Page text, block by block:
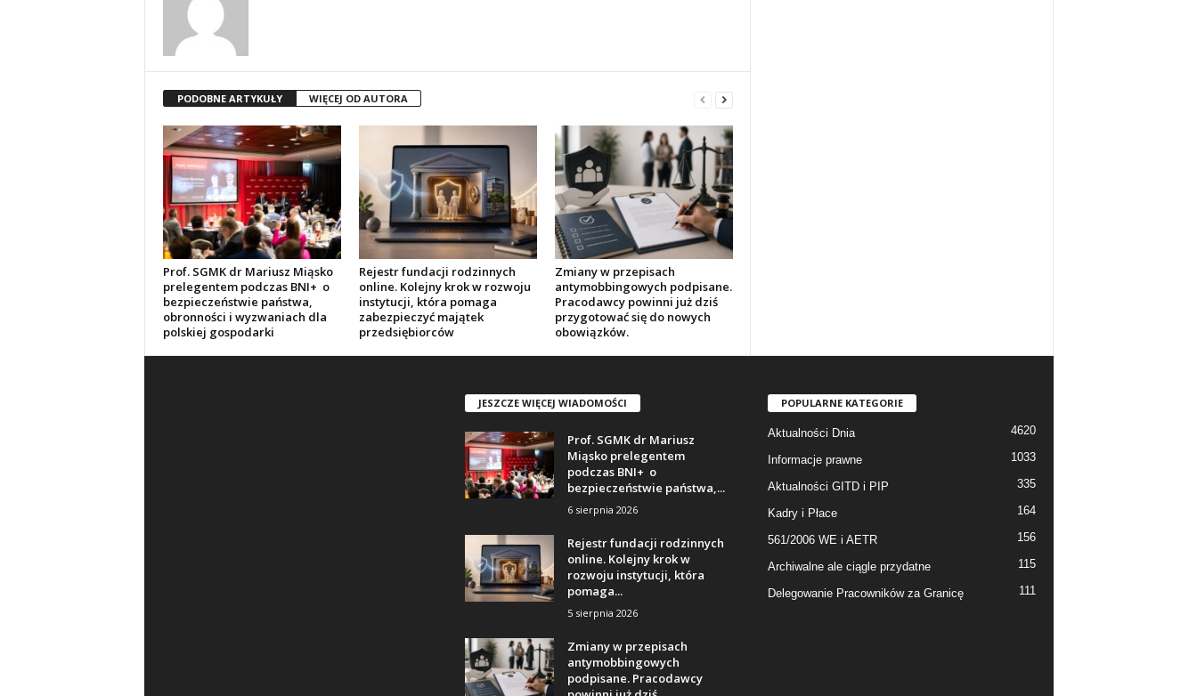
PODOBNE ARTYKUŁY WIĘCEJ OD AUTORA
Prof. SGMK dr Mariusz Miąsko
prelegentem podczas BNI+ o
bezpieczeństwie państwa,
obronności i wyzwaniach dla
polskiej gospodarki
Rejestr fundacji rodzinnych
online. Kolejny krok w rozwoju
instytucji, która pomaga
zabezpieczyć majątek
przedsiębiorców
Zmiany w przepisach
antymobbingowych podpisane.
Pracodawcy powinni już dziś
przygotować się do nowych
obowiązków.
JESZCZE WIĘCEJ WIADOMOŚCI
Prof. SGMK dr Mariusz
Miąsko prelegentem
podczas BNI+ o
bezpieczeństwie państwa,...
6 sierpnia 2026
Rejestr fundacji rodzinnych
online. Kolejny krok w
rozwoju instytucji, która
pomaga...
5 sierpnia 2026
Zmiany w przepisach
antymobbingowych
podpisane. Pracodawcy
POPULARNE KATEGORIE
Aktualności Dnia 4620
Informacje prawne 1033
Aktualności GITD i PIP 335
Kadry i Płace 164
561/2006 WE i AETR 156
Archiwalne ale ciągle przydatne 115
Delegowanie Pracowników za Granicę 111